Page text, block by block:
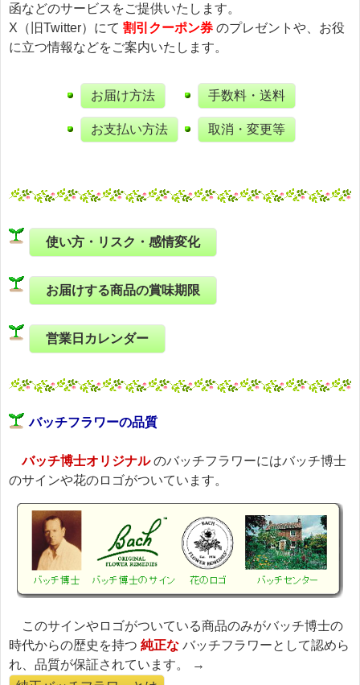
函などのサービスをご提供いたします。
X（旧Twitter）にて 割引クーポン券 のプレゼントや、お役
に立つ情報などをご案内いたします。
お届け方法
お支払い方法
手数料・送料
取消・変更等
使い方・リスク・感情変化
お届けする商品の賞味期限
営業日カレンダー
バッチフラワーの品質
バッチ博士オリジナルのバッチフラワーにはバッチ博士
のサインや花のロゴがついています。
このサインやロゴがついている商品のみがバッチ博士の
時代からの歴史を持つ 純正な バッチフラワーとして認めら
れ、品質が保証されています。 →